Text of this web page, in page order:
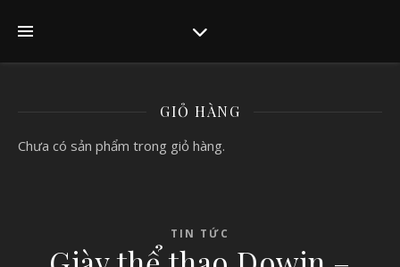
GIỎ HÀNG
Chưa có sản phẩm trong giỏ hàng.
TIN TỨC